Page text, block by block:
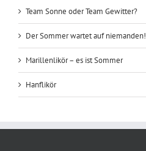
Team Sonne oder Team Gewitter?
Der Sommer wartet auf niemanden!
Marillenlikör – es ist Sommer
Hanflikör